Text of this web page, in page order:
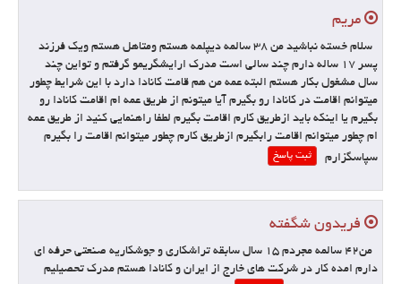
مریم
سلام خسته نباشید من ۳۸ سالمه دیپلمه هستم ومتاهل هستم ویک فرزند
پسر ۱۷ ساله دارم چند سالی است مدرک ارایشگریمو گرفتم و تواین چند
سال مشغول بکار هستم البته عمه من هم قامت کانادا دارد با این شرایط چطور
میتوانم اقامت در کانادا رو بگیرم آیا میتونم از طریق عمه ام اقامت کانادا رو
بگیرم یا اینکه باید ازطریق کارم اقامت بگیرم لطفا راهنمایی کنید از طریق عمه
ام چطور میتوانم اقامت رابگیرم ازطریق کارم چطور میتوانم اقامت را بگیرم
سپاسگزارم
ثبت پاسخ
فریدون شگفته
من۴۲ سالمه مجردم ۱۵ سال سابقه تراشکاری و جوشکاریه صنعتی حرفه ای
دارم امده کار در شرکت های خارج از ایران و کانادا هستم مدرک تحصیلیم